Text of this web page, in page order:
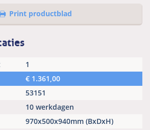
Print productblad
1
€ 1.361,00
53151
10 werkdagen
970x500x940mm (BxDxH)